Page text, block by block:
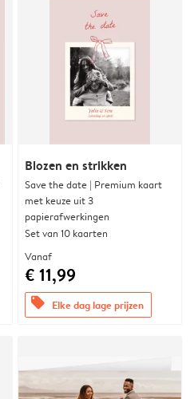
Blozen en strikken
Save the date | Premium kaart
met keuze uit 3
papierafwerkingen
Set van 10 kaarten
Vanaf
€ 11,99
offers Elke dag lage prijzen